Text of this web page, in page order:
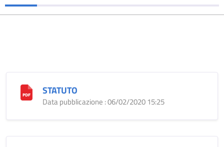
STATUTO
Data pubblicazione : 06/02/2020 15:25